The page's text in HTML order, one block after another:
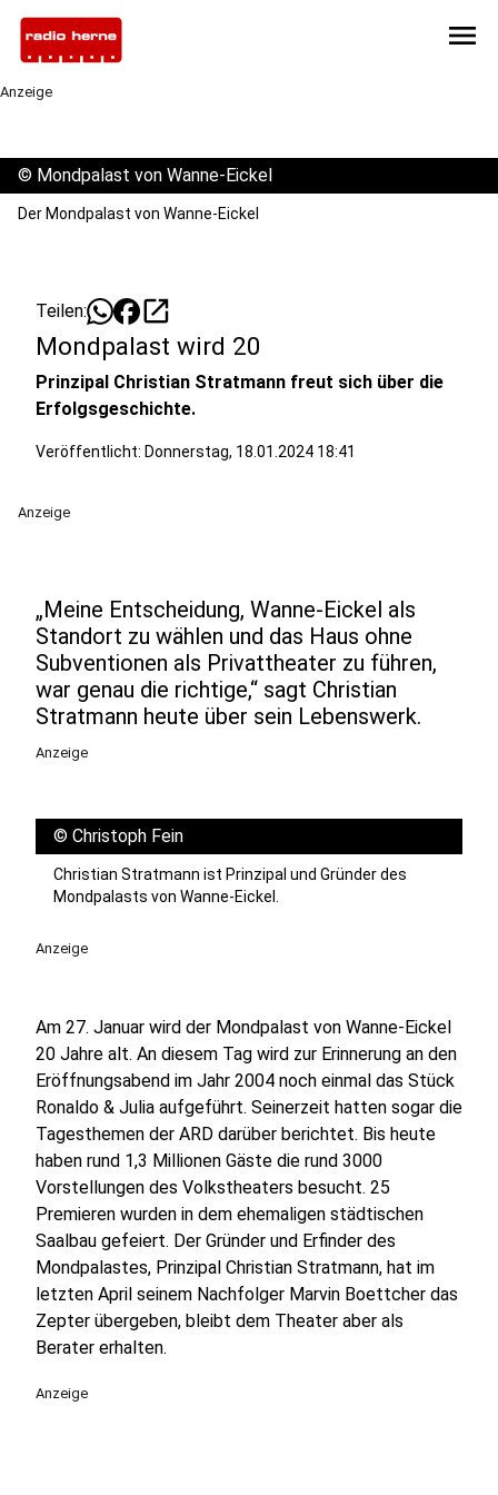
menu
Anzeige
© Mondpalast von Wanne-Eickel
Der Mondpalast von Wanne-Eickel
Teilen: open_in_new
Mondpalast wird 20
Prinzipal Christian Stratmann freut sich über die
Erfolgsgeschichte.
Veröffentlicht: Donnerstag, 18.01.2024 18:41
Anzeige
„Meine Entscheidung, Wanne-Eickel als
Standort zu wählen und das Haus ohne
Subventionen als Privattheater zu führen,
war genau die richtige,“ sagt Christian
Stratmann heute über sein Lebenswerk.
Anzeige
© Christoph Fein
Christian Stratmann ist Prinzipal und Gründer des
Mondpalasts von Wanne-Eickel.
Anzeige
Am 27. Januar wird der Mondpalast von Wanne-Eickel
20 Jahre alt. An diesem Tag wird zur Erinnerung an den
Eröffnungsabend im Jahr 2004 noch einmal das Stück
Ronaldo & Julia aufgeführt. Seinerzeit hatten sogar die
Tagesthemen der ARD darüber berichtet. Bis heute
haben rund 1,3 Millionen Gäste die rund 3000
Vorstellungen des Volkstheaters besucht. 25
Premieren wurden in dem ehemaligen städtischen
Saalbau gefeiert. Der Gründer und Erfinder des
Mondpalastes, Prinzipal Christian Stratmann, hat im
letzten April seinem Nachfolger Marvin Boettcher das
Zepter übergeben, bleibt dem Theater aber als
Berater erhalten.
Anzeige